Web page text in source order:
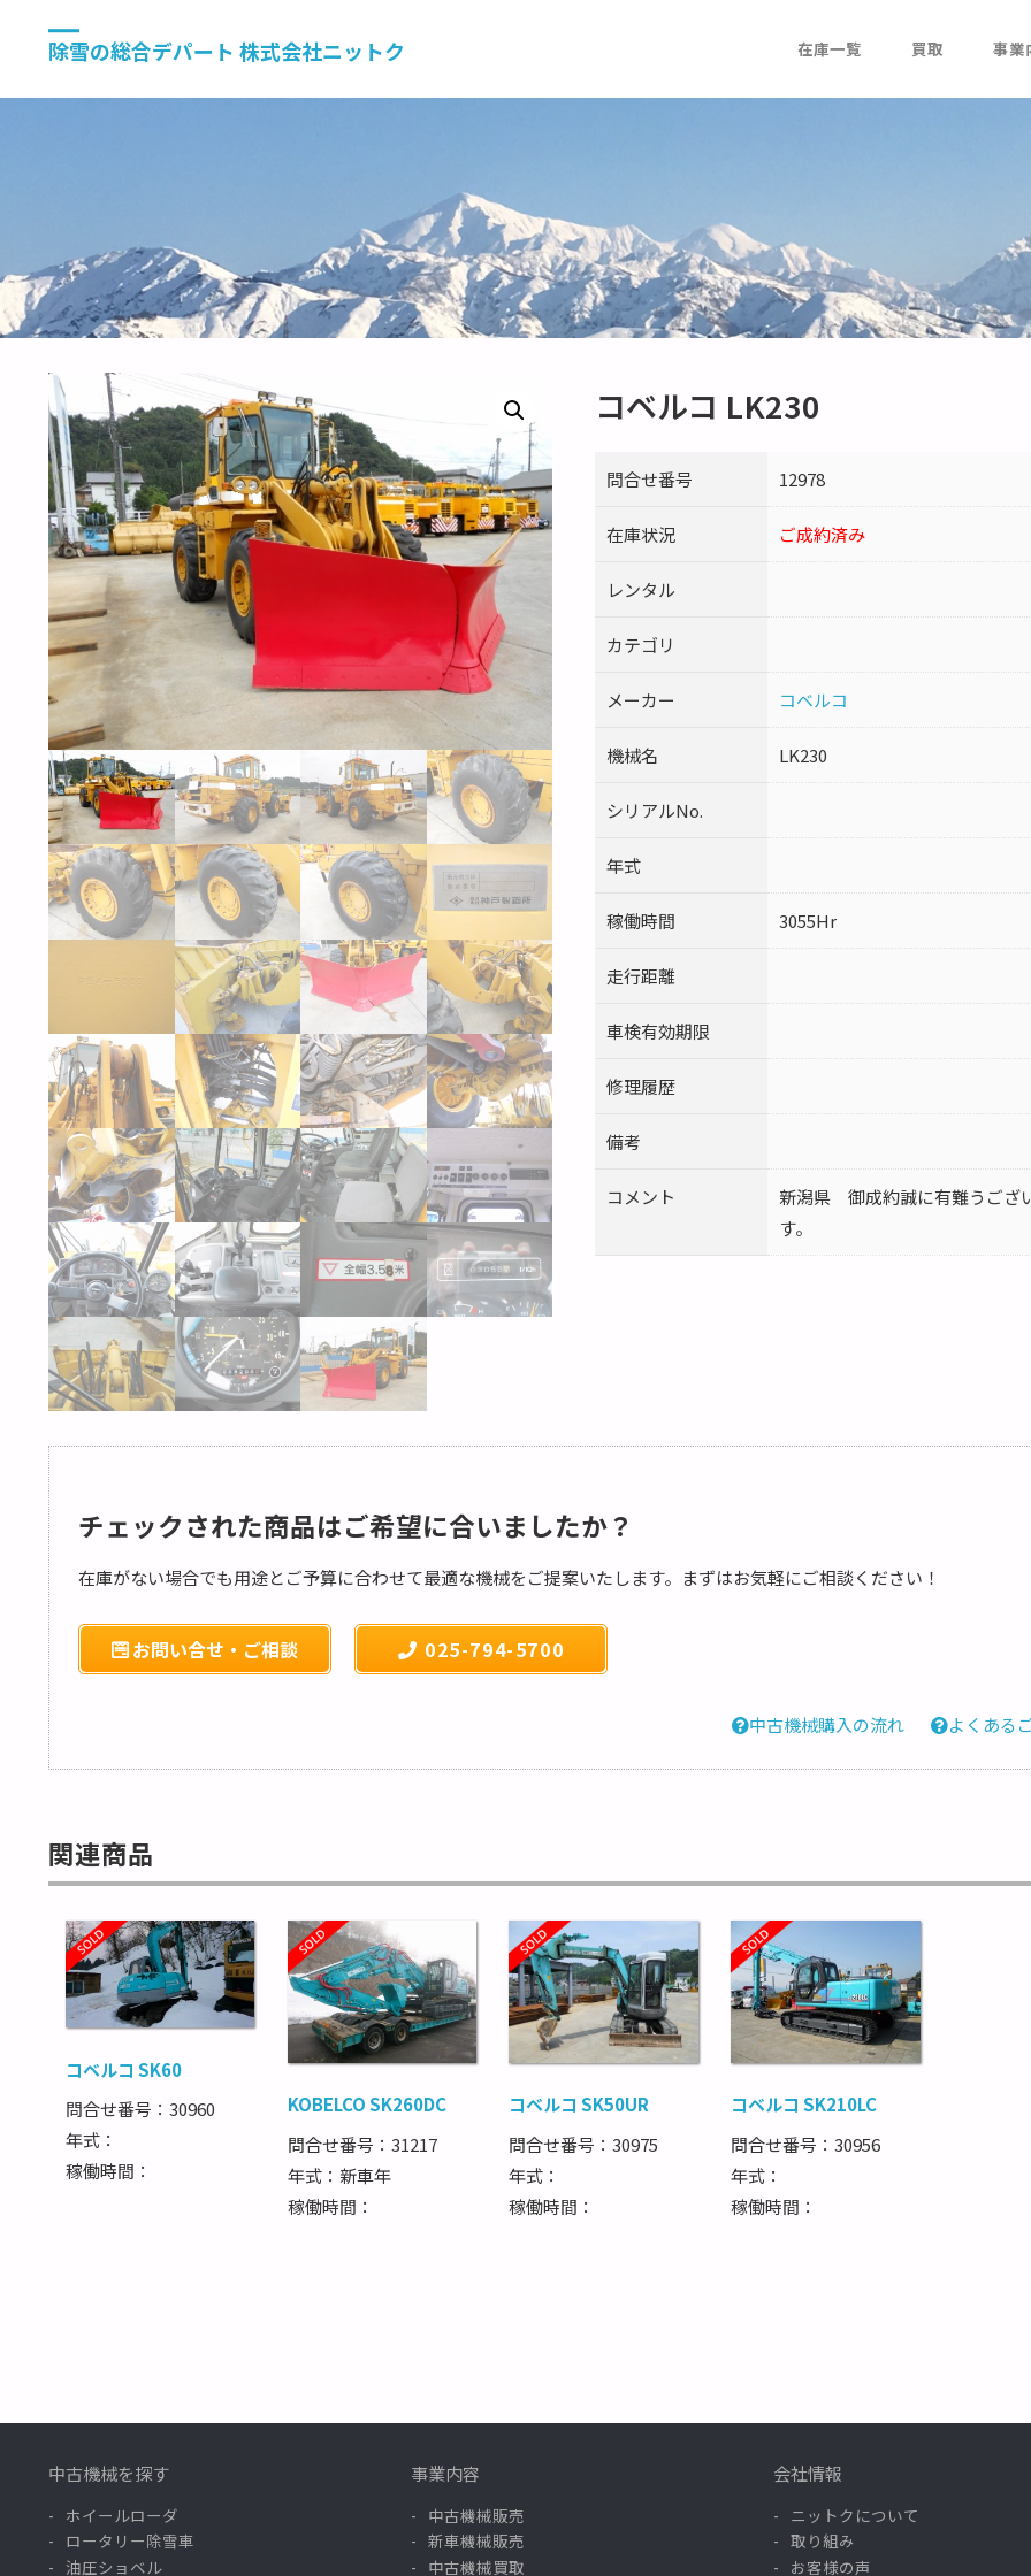
除雪の総合デパート 株式会社ニットク 在庫一覧 買取 事業
コベルコ LK230
問合せ番号 12978
在庫状況 ご成約済み
レンタル
カテゴリ
メーカー コベルコ
機械名 LK230
シリアルNo.
年式
稼働時間 3055Hr
走行距離
車検有効期限
修理履歴
備考
コメント
新潟県 御成約誠に有難うござ
す。
チェックされた商品はご希望に合いましたか？
在庫がない場合でも用途とご予算に合わせて最適な機械をご提案いたします。まずはお気軽にご相談ください！
お問い合せ・ご相談 025-794-5700
中古機械購入の流れ よくある
関連商品
コベルコ SK60
問合せ番号：30960
年式：
稼働時間：
KOBELCO SK260DC
問合せ番号：31217
年式：新車年
稼働時間：
コベルコ SK50UR
問合せ番号：30975
年式：
稼働時間：
コベルコ SK210LC
問合せ番号：30956
年式：
稼働時間：
中古機械を探す
ホイールローダ
ロータリー除雪車
油圧ショベル
事業内容
中古機械販売
新車機械販売
中古機械買取
会社情報
ニットクについて
取り組み
お客様の声